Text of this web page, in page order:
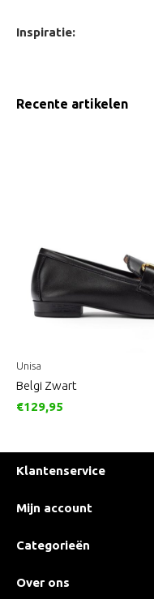
Inspiratie:
Recente artikelen
Unisa
Belgi Zwart
€129,95
Klantenservice
Mijn account
Categorieën
Over ons